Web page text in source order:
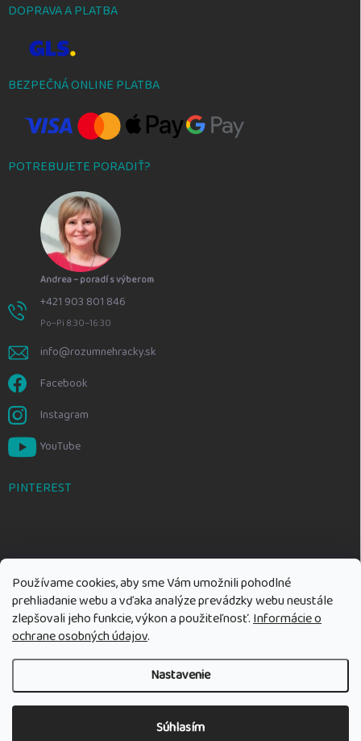
Používame cookies, aby sme Vám umožnili pohodlné
prehliadanie webu a vďaka analýze prevádzky webu neustále
zlepšovali jeho funkcie, výkon a použiteľnosť.Informácie o
ochrane osobných údajov.
Nastavenie
Súhlasím
DOPRAVA A PLATBA
BEZPEČNÁ ONLINE PLATBA
POTREBUJETE PORADIŤ?
Andrea – poradí s výberom
+421 903 801 846
Po–Pi 8:30–16:30
info@rozumnehracky.sk
Facebook
Instagram
YouTube
PINTEREST
Copyright 2026Rozumné hračky. Všetky práva vyhradené.Upraviť
nastavenie cookies